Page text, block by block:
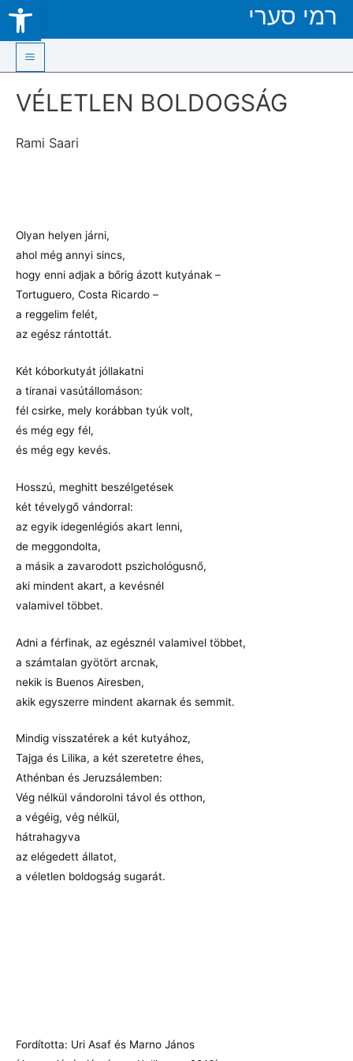
Open toolbar
Skip
רמי סערי
Main
Menu
VÉLETLEN BOLDOGSÁG
Rami Saari
Olyan helyen járni,
ahol még annyi sincs,
hogy enni adjak a bőrig ázott kutyának –
Tortuguero, Costa Ricardo –
a reggelim felét,
az egész rántottát.
Két kóborkutyát jóllakatni
a tiranai vasútállomáson:
fél csirke, mely korábban tyúk volt,
és még egy fél,
és még egy kevés.
Hosszú, meghitt beszélgetések
két tévelygő vándorral:
az egyik idegenlégiós akart lenni,
de meggondolta,
a másik a zavarodott pszichológusnő,
aki mindent akart, a kevésnél
valamivel többet.
Adni a férfinak, az egésznél valamivel többet,
a számtalan gyötört arcnak,
nekik is Buenos Airesben,
akik egyszerre mindent akarnak és semmit.
Mindig visszatérek a két kutyához,
Tajga és Lilika, a két szeretetre éhes,
Athénban és Jeruzsálemben:
Vég nélkül vándorolni távol és otthon,
a végéig, vég nélkül,
hátrahagyva
az elégedett állatot,
a véletlen boldogság sugarát.
Fordította: Uri Asaf és Marno János